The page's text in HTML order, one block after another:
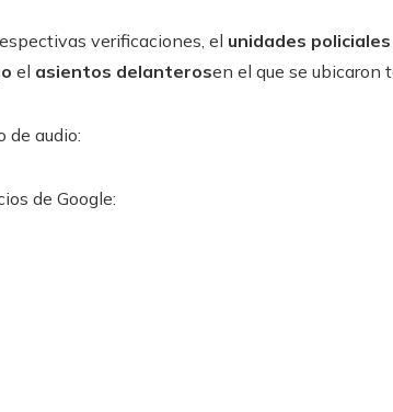
verificaciones, el unidades
el asientos delanterosen el que se ubicaron
de audio:
de Google: